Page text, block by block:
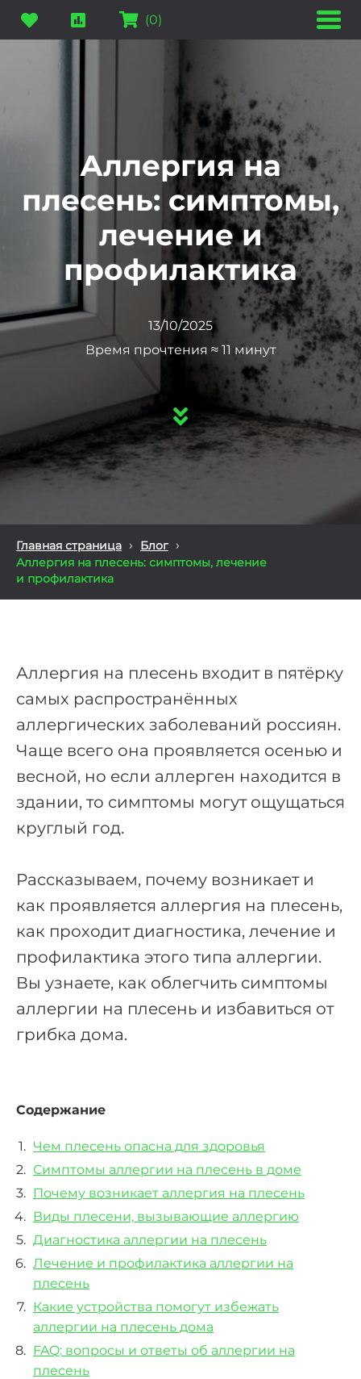
(0)
Аллергия на
плесень: симптомы,
лечение и
профилактика
13/10/2025
Время прочтения ≈ 11 минут
Главная страница › Блог ›
Аллергия на плесень: симптомы, лечение
и профилактика
Аллергия на плесень входит в пятёрку
самых распространённых
аллергических заболеваний россиян.
Чаще всего она проявляется осенью и
весной, но если аллерген находится в
здании, то симптомы могут ощущаться
круглый год.
Рассказываем, почему возникает и
как проявляется аллергия на плесень,
как проходит диагностика, лечение и
профилактика этого типа аллергии.
Вы узнаете, как облегчить симптомы
аллергии на плесень и избавиться от
грибка дома.
Содержание
Чем плесень опасна для здоровья
Симптомы аллергии на плесень в доме
Почему возникает аллергия на плесень
Виды плесени, вызывающие аллергию
Диагностика аллергии на плесень
Лечение и профилактика аллергии на
плесень
Какие устройства помогут избежать
аллергии на плесень дома
FAQ: вопросы и ответы об аллергии на
плесень